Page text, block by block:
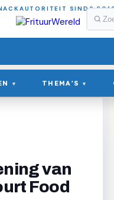
SINDS
▾ THEMA'S ▾
van
Food